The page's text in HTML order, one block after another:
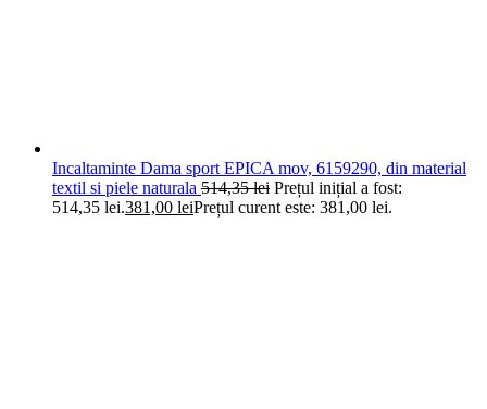
Incaltaminte Dama sport EPICA mov, 6159290, din material
textil si piele naturala 514,35lei Prețul inițial a fost:
514,35 lei.381,00 leiPrețul curent este: 381,00 lei.